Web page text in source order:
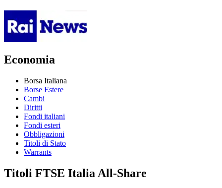
Economia
Borsa Italiana
Borse Estere
Cambi
Diritti
Fondi italiani
Fondi esteri
Obbligazioni
Titoli di Stato
Warrants
Titoli FTSE Italia All-Share